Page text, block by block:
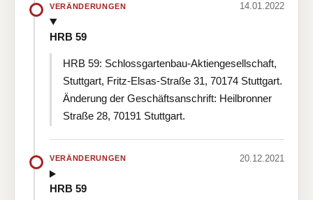
VERÄNDERUNGEN 14.01.2022
HRB 59
HRB 59: Schlossgartenbau-Aktiengesellschaft,
Stuttgart, Fritz-Elsas-Straße 31, 70174 Stuttgart.
Änderung der Geschäftsanschrift: Heilbronner
Straße 28, 70191 Stuttgart.
VERÄNDERUNGEN 20.12.2021
HRB 59